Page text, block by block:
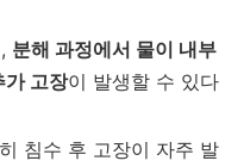
분해 과정에서 물이 내부
가 고장이 발생할 수 있다
침수 후 고장이 자주 발